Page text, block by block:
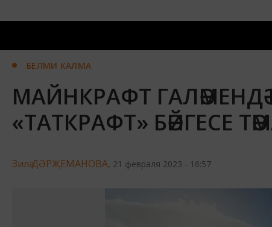
БЕЛМИ КАЛМА
МАЙНКРАФТ ГАЛӘМЕНДӘ
«ТАТКРАФТ» БӘЙГЕСЕ
Зилә ДӘРҖЕМАНОВА, 21 февраля 2023 - 16:57